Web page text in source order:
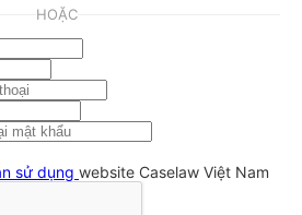
HOẶC
sử dụng website Caselaw Việt Nam